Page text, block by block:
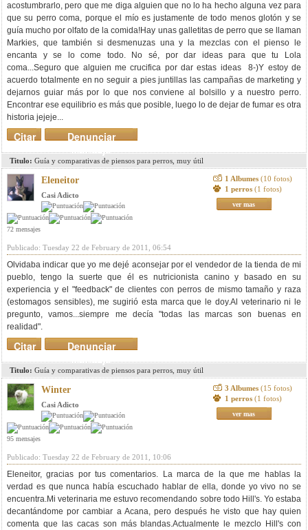
acostumbrarlo, pero que me diga alguien que no lo ha hecho alguna vez para
que su perro coma, porque el mío es justamente de todo menos glotón y se
guía mucho por olfato de la comida!Hay unas galletitas de perro que se llaman
Markies, que también si desmenuzas una y la mezclas con el pienso le
encanta y se lo come todo. No sé, por dar ideas para que tu Lola
coma...Seguro que alguien me crucifica por dar estas ideas 8-)Y estoy de
acuerdo totalmente en no seguir a pies juntillas las campañas de marketing y
dejarnos guiar más por lo que nos conviene al bolsillo y a nuestro perro.
Encontrar ese equilibrio es más que posible, luego lo de dejar de fumar es otra
historia jejeje...
Denunciar
mensaje
Citar
Titulo: Guía y comparativas de piensos para perros, muy útil
Eleneitor
Casi Adicto
72 mensajes
1 Albumes (10 fotos)
1 perros (1 fotos)
ver mas
Publicado: Tuesday 22 de February de 2011, 06:54
Olvidaba indicar que yo me dejé aconsejar por el vendedor de la tienda de mi
pueblo, tengo la suerte que él es nutricionista canino y basado en su
experiencia y el "feedback" de clientes con perros de mismo tamaño y raza
(estomagos sensibles), me sugirió esta marca que le doy.Al veterinario ni le
pregunto, vamos...siempre me decía "todas las marcas son buenas en
realidad".
Denunciar
mensaje
Citar
Titulo: Guía y comparativas de piensos para perros, muy útil
Winter
Casi Adicto
95 mensajes
3 Albumes (15 fotos)
1 perros (1 fotos)
ver mas
Publicado: Tuesday 22 de February de 2011, 10:06
Eleneitor, gracias por tus comentarios. La marca de la que me hablas la
verdad es que nunca había escuchado hablar de ella, donde yo vivo no se
encuentra.Mi veterinaria me estuvo recomendando sobre todo Hill's. Yo estaba
decantándome por cambiar a Acana, pero después he visto que hay quien
comenta que las cacas son más blandas.Actualmente le mezclo Hill's con